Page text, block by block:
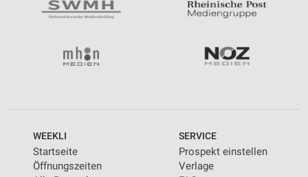
WEEKLI
Startseite
Öffnungszeiten
SERVICE
Prospekt einstellen
Verlage